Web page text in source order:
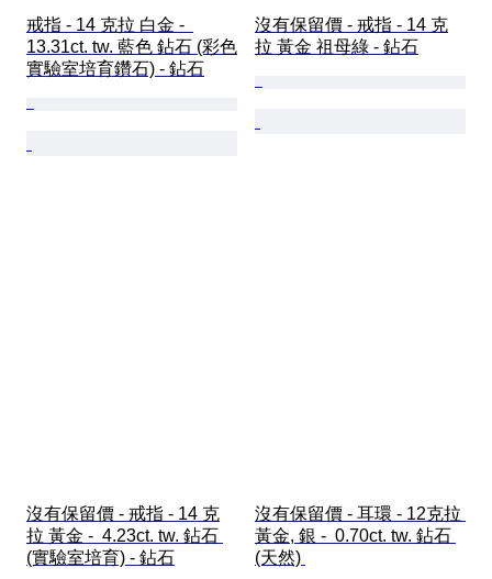
戒指 - 14 克拉 白金 -
13.31ct. tw. 藍色 鉆石 (彩色
實驗室培育鑽石) - 鉆石
沒有保留價 - 戒指 - 14 克
拉 黃金 祖母綠 - 鉆石
沒有保留價 - 戒指 - 14 克
拉 黃金 -  4.23ct. tw. 鉆石
(實驗室培育) - 鉆石
沒有保留價 - 耳環 - 12克拉
黃金, 銀 -  0.70ct. tw. 鉆石
(天然)